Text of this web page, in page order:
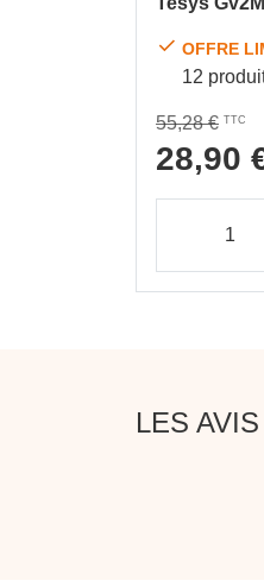
OFFRE
12
55,28 € TTC
28,90
LES